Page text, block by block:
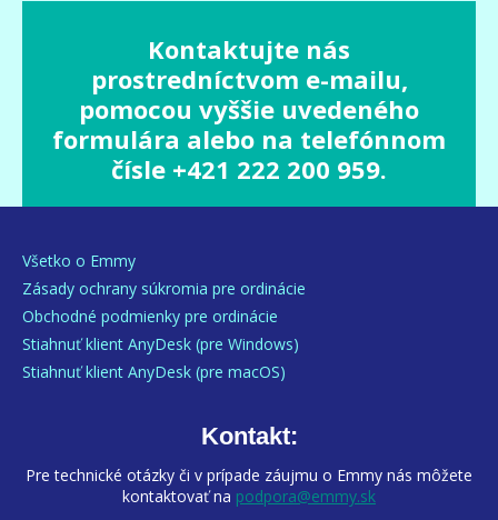
Kontaktujte nás
prostredníctvom e-mailu,
pomocou vyššie uvedeného
formulára alebo na telefónnom
čísle +421 222 200 959.
Všetko o Emmy
Zásady ochrany súkromia pre ordinácie
Obchodné podmienky pre ordinácie
Stiahnuť klient AnyDesk (pre Windows)
Stiahnuť klient AnyDesk (pre macOS)
Kontakt:
Pre technické otázky či v prípade záujmu o Emmy nás môžete
kontaktovať na podpora@emmy.sk